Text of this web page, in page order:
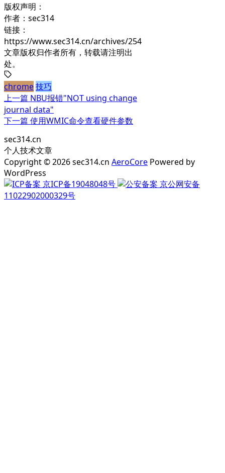
版权声明：
作者：sec314
链接：
https://www.sec314.cn/archives/254
文章版权归作者所有，转载请注明出
处。
chrome技巧
上一篇 NBU报错"NOT using change
journal data"
下一篇 使用WMIC命令查看硬件参数
sec314.cn
个人技术文章
Copyright © 2026 sec314.cn AeroCore Powered by
WordPress
京ICP备19048048号
京公网安备
11022902000329号